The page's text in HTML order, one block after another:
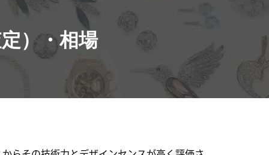
）・相場